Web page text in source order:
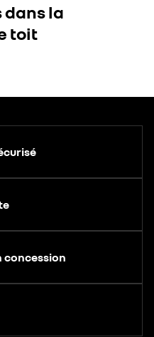
dans la
toit
concession